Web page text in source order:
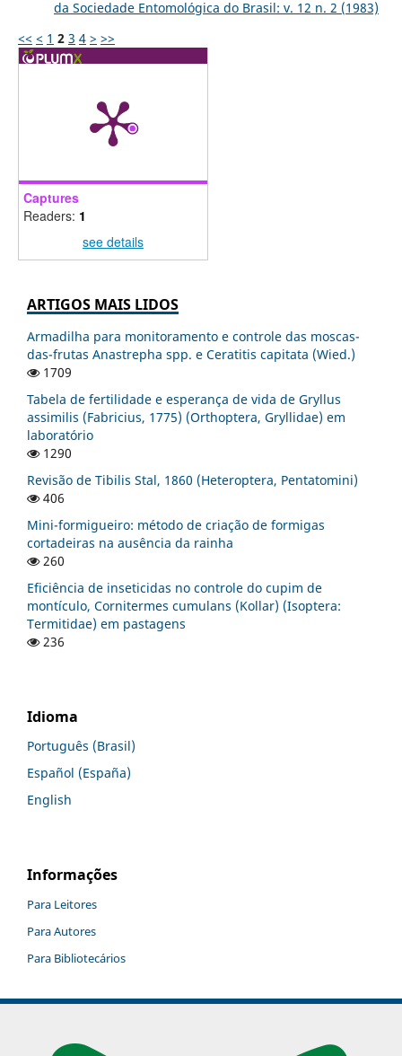
da Sociedade Entomológica do Brasil: v. 12 n. 2 (1983)
<< < 1 2 3 4 > >>
Captures
Readers: 1
see details
ARTIGOS MAIS LIDOS
Armadilha para monitoramento e controle das moscas-
das-frutas Anastrepha spp. e Ceratitis capitata (Wied.)
1709
Tabela de fertilidade e esperança de vida de Gryllus
assimilis (Fabricius, 1775) (Orthoptera, Gryllidae) em
laboratório
1290
Revisão de Tibilis Stal, 1860 (Heteroptera, Pentatomini)
406
Mini-formigueiro: método de criação de formigas
cortadeiras na ausência da rainha
260
Eficiência de inseticidas no controle do cupim de
montículo, Cornitermes cumulans (Kollar) (Isoptera:
Termitidae) em pastagens
236
Idioma
Português (Brasil)
Español (España)
English
Informações
Para Leitores
Para Autores
Para Bibliotecários